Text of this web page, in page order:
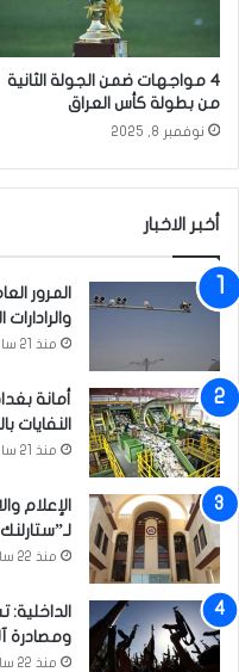
ة
غ
ا
س
ي
ع
ا
ف
ا
ز
ة
ا
ل
ش
ر
ق
ي
و
ا
ل
س
4 مواجهات ضمن الجولة الثانية
من بطولة كأس العراق
نوفمبر 8, 2025
أخبر الاخبار
والرادارات
منذ 21 ساعة
أمانة
النفايات
منذ 21 ساعة
الإعلام
منذ 22 ساعة
ومصادرة
منذ 22 ساعة